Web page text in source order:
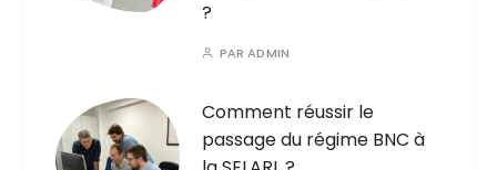
?
PARADMIN
Comment réussir le
passage du régime BNC à